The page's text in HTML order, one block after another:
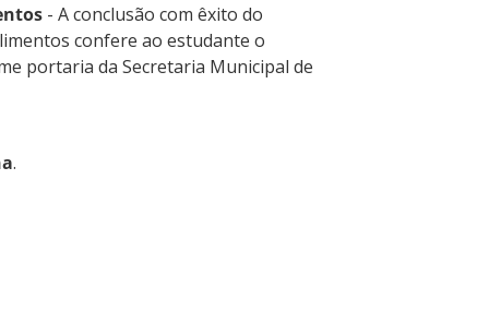
- A conclusão com êxito do
confere ao estudante o
portaria da Secretaria Municipal de
.